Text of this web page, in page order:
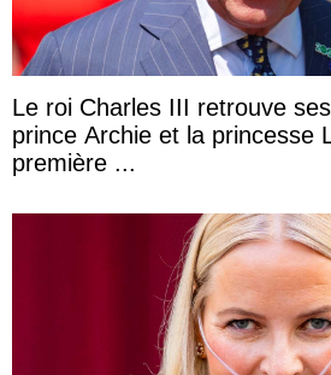
Le roi Charles III retrouve
prince Archie et la princesse
première ...